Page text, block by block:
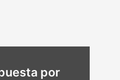
por